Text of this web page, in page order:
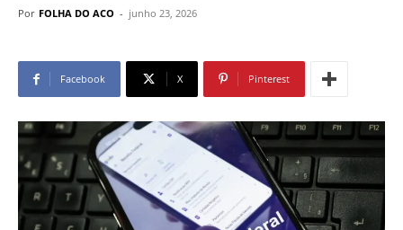
Por FOLHA DO ACO - junho 23, 2026
Facebook X Pinterest